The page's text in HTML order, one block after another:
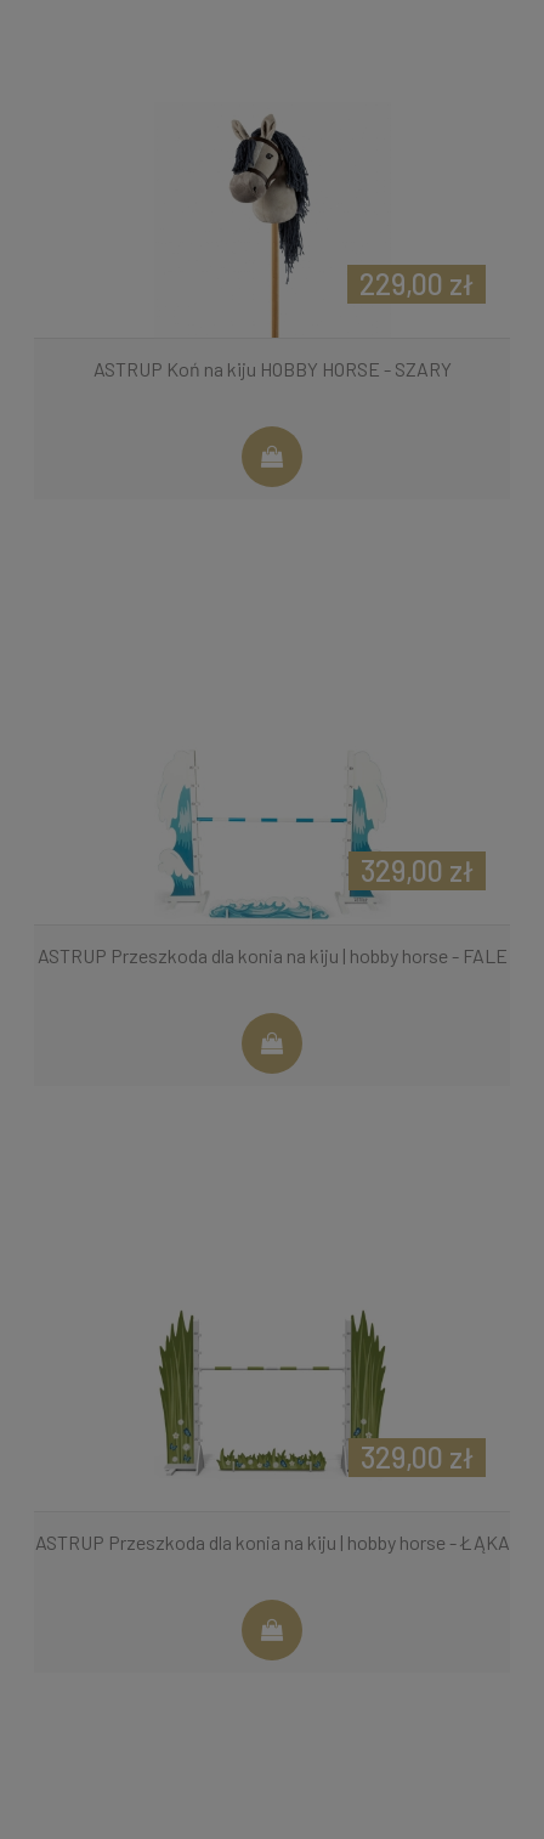
ASTRUP Koń na kiju HOBBY HORSE - SZARY
229,00 zł
ASTRUP Przeszkoda dla konia na kiju | hobby horse - FALE
329,00 zł
ASTRUP Przeszkoda dla konia na kiju | hobby horse - ŁĄKA
329,00 zł